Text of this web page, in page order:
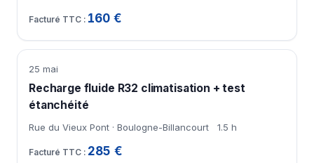
160 €
25 mai
Recharge fluide R32 climatisation + test
étanchéité
Rue du Vieux Pont · Boulogne-Billancourt 1.5 h
285 €